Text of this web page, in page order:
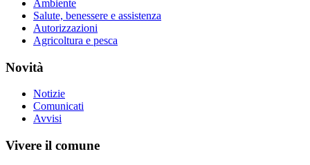
Ambiente
Salute, benessere e assistenza
Autorizzazioni
Agricoltura e pesca
Novità
Notizie
Comunicati
Avvisi
Vivere il comune